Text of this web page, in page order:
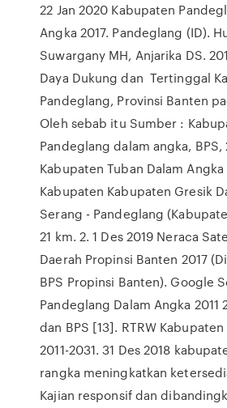
22 Jan 2020 Kabupaten
Angka 2017. Pandeglang (ID).
Suwargany MH, Anjarika DS.
Daya Dukung dan Tertinggal
Pandeglang, Provinsi Banten
Oleh sebab itu Sumber :
Pandeglang dalam angka, BPS,
Kabupaten Tuban Dalam Angka
Kabupaten Kabupaten Gresik
Serang - Pandeglang
21 km. 2. 1 Des 2019 Neraca
Daerah Propinsi Banten 2017
BPS Propinsi Banten). Google
Pandeglang Dalam Angka 2011
dan BPS [13]. RTRW
2011-2031. 31 Des 2018
rangka meningkatkan
Kajian responsif dan